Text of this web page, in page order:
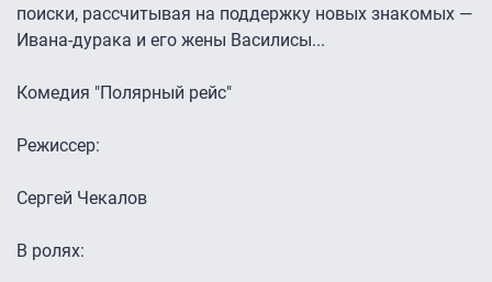
поиски, рассчитывая на поддержку новых знакомых —
Ивана-дурака и его жены Василисы...
Комедия "Полярный рейс"
Режиссер:
Сергей Чекалов
В ролях: